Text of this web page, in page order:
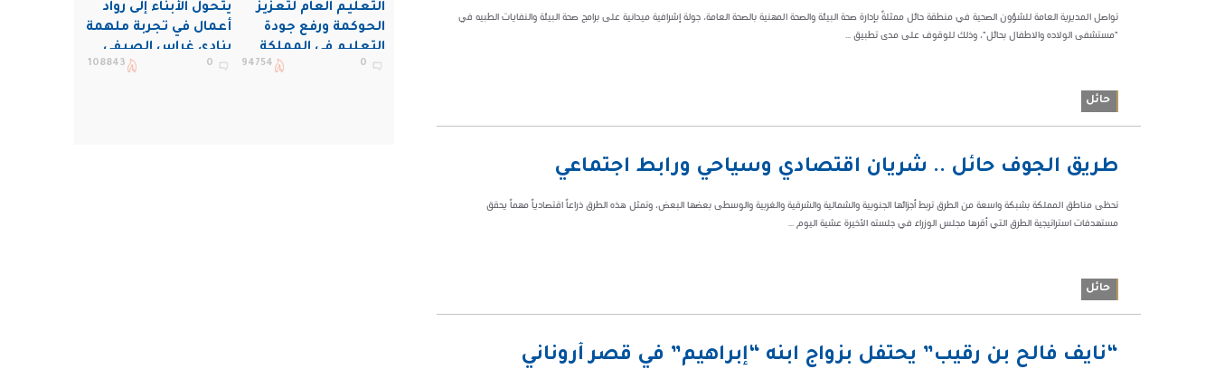
تواصل المديرية العامة للشؤون الصحية في منطقة حائل ممثلةً بإدارة صحة البيئة والصحة المهنية بالصحة العامة، جولة إشرافية ميدانية على برامج صحة البيئة والنفايات الطبيه في
"مستشفى الولاده والاطفال بحائل"، وذلك للوقوف على مدى تطبيق ...
حائل
طريق الجوف حائل .. شريان اقتصادي وسياحي ورابط اجتماعي
تحظى مناطق المملكة بشبكة واسعة من الطرق تربط أجزائها الجنوبية والشمالية والشرقية والغربية والوسطى بعضها البعض، وتمثل هذه الطرق ذراعاً اقتصادياً مهماً يحقق
مستهدفات استراتيجية الطرق التي أقرها مجلس الوزراء في جلسته الأخيرة عشية اليوم ...
حائل
“نايف فالح بن رقيب” يحتفل بزواج ابنه “إبراهيم” في قصر أروناني
التعليم العام لتعزيز
الحوكمة ورفع جودة
التعليم في المملكة
0
94754
يتحول الأبناء إلى رواد
أعمال في تجربة ملهمة
بنادي غراس الصيفي
بالجبيل
0
108843